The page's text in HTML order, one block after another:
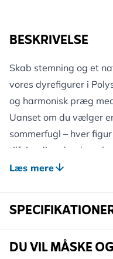
BESKRIVELSE
Skab stemning og et
vores dyrefigurer i
og harmonisk præg
Uanset om du vælger
sommerfugl – hver
tilføjer din
dyrevenlig detalje.
på havebordet, mellem
foderpladsen – uanset
en varm og
Læs mere
Varenummer
DU VIL MÅSKE